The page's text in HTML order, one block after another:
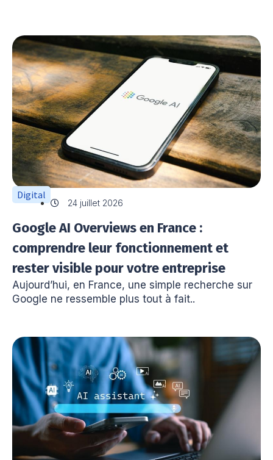
Digital
24 juillet 2026
Google AI Overviews en France :
comprendre leur fonctionnement et
rester visible pour votre entreprise
Aujourd’hui, en France, une simple recherche sur
Google ne ressemble plus tout à fait..